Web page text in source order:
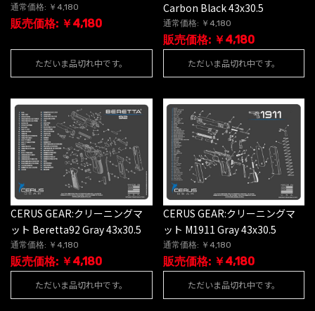
通常価格: ￥4,180
販売価格: ￥4,180
ただいま品切れ中です。
Carbon Black 43x30.5
通常価格: ￥4,180
販売価格: ￥4,180
ただいま品切れ中です。
CERUS GEAR:クリーニングマ
ット Beretta92 Gray 43x30.5
通常価格: ￥4,180
販売価格: ￥4,180
ただいま品切れ中です。
CERUS GEAR:クリーニングマ
ット M1911 Gray 43x30.5
通常価格: ￥4,180
販売価格: ￥4,180
ただいま品切れ中です。